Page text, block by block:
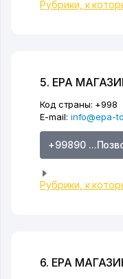
Рубрики, к
5. EPA
Код страны: +998
E-mail: info@epa-
+99890
Рубрики, к
6. EPA